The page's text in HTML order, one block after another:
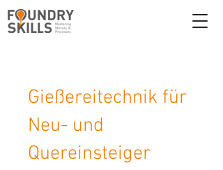
Gießereitechnik für
Neu- und
Quereinsteiger